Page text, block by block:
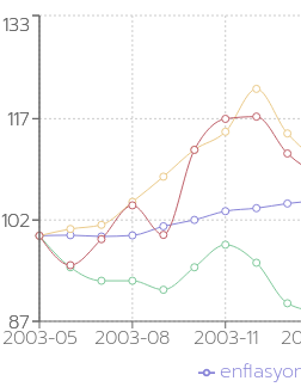
2003-05 2003-08 2003-11
87
102
117
133
87
102
117
133